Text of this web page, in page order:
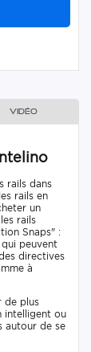
Vidéo
rails dans
rails en
un
rails
Snaps" :
peuvent
directives
à
de plus
intelligent ou
autour de se